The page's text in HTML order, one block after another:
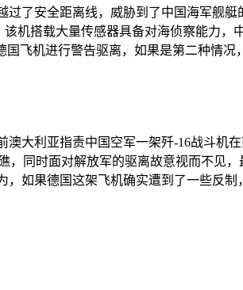
了安全距离线，威胁到了中国海军舰
机搭载大量传感器具备对海侦察能力
飞机进行警告驱离，如果是第二种情况
大利亚指责中国空军一架歼-16战斗机
同时面对解放军的驱离故意视而不见
如果德国这架飞机确实遭到了一些反制